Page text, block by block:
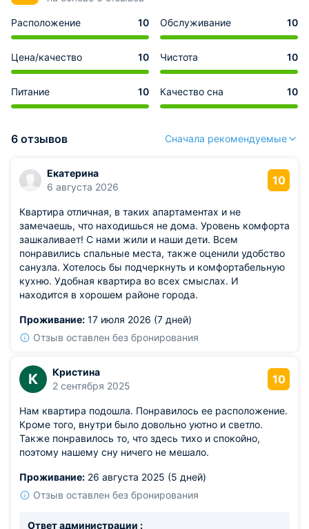
Расположение 10 Обслуживание 10
Цена/качество 10 Чистота 10
Питание 10 Качество сна 10
6 отзывов Сначала рекомендуемые
Екатерина
6 августа 2026
10
Квартира отличная, в таких апартаментах и не
замечаешь, что находишься не дома. Уровень комфорта
зашкаливает! С нами жили и наши дети. Всем
понравились спальные места, также оценили удобство
санузла. Хотелось бы подчеркнуть и комфортабельную
кухню. Удобная квартира во всех смыслах. И
находится в хорошем районе города.
Проживание: 17 июля 2026 (7 дней)
Отзыв оставлен без бронирования
К
Кристина
2 сентября 2025
10
Нам квартира подошла. Понравилось ее расположение.
Кроме того, внутри было довольно уютно и светло.
Также понравилось то, что здесь тихо и спокойно,
поэтому нашему сну ничего не мешало.
Проживание: 26 августа 2025 (5 дней)
Отзыв оставлен без бронирования
Ответ администрации :